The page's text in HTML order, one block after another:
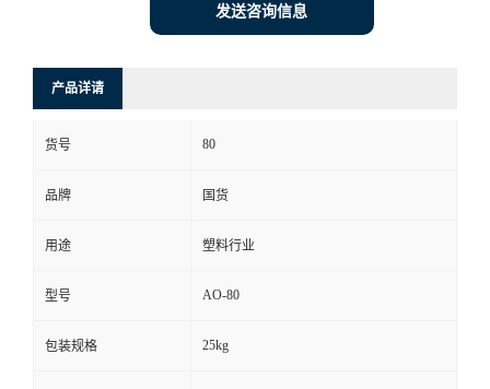
发送咨询信息
产品详请
货号 80
品牌 国货
用途 塑料行业
型号 AO-80
包装规格 25kg